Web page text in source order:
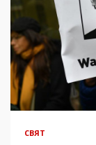
СВЯТ